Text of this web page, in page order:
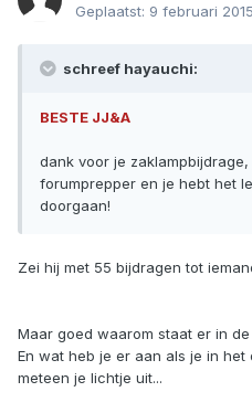
Geplaatst: 9 februari 2015
schreef hayauchi:
BESTE JJ&A
dank voor je
forumprepper en je hebt het
doorgaan!
Zei hij met 55 bijdragen tot
Maar goed waarom staat er in
En wat heb je er aan als je in
meteen je lichtje uit...